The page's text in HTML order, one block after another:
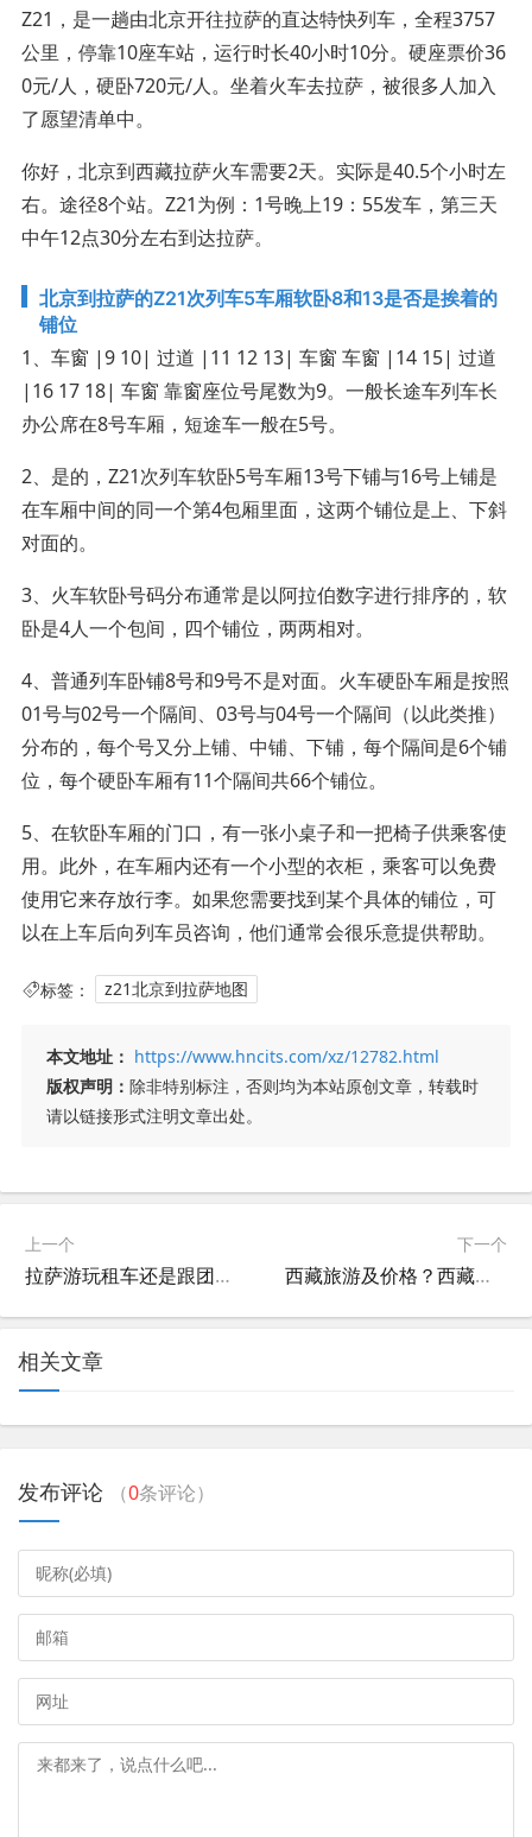
Z21，是一趟由北京开往拉萨的直达特快列车，全程3757
公里，停靠10座车站，运行时长40小时10分。硬座票价36
0元/人，硬卧720元/人。坐着火车去拉萨，被很多人加入
了愿望清单中。
你好，北京到西藏拉萨火车需要2天。实际是40.5个小时左
右。途径8个站。Z21为例：1号晚上19：55发车，第三天
中午12点30分左右到达拉萨。
北京到拉萨的Z21次列车5车厢软卧8和13是否是挨着的
铺位
1、车窗 |9 10| 过道 |11 12 13| 车窗 车窗 |14 15| 过道
|16 17 18| 车窗 靠窗座位号尾数为9。一般长途车列车长
办公席在8号车厢，短途车一般在5号。
2、是的，Z21次列车软卧5号车厢13号下铺与16号上铺是
在车厢中间的同一个第4包厢里面，这两个铺位是上、下斜
对面的。
3、火车软卧号码分布通常是以阿拉伯数字进行排序的，软
卧是4人一个包间，四个铺位，两两相对。
4、普通列车卧铺8号和9号不是对面。火车硬卧车厢是按照
01号与02号一个隔间、03号与04号一个隔间（以此类推）
分布的，每个号又分上铺、中铺、下铺，每个隔间是6个铺
位，每个硬卧车厢有11个隔间共66个铺位。
5、在软卧车厢的门口，有一张小桌子和一把椅子供乘客使
用。此外，在车厢内还有一个小型的衣柜，乘客可以免费
使用它来存放行李。如果您需要找到某个具体的铺位，可
以在上车后向列车员咨询，他们通常会很乐意提供帮助。
标签： z21北京到拉萨地图
本文地址： https://www.hncits.com/xz/12782.html
版权声明： 除非特别标注，否则均为本站原创文章，转载时
请以链接形式注明文章出处。
上一个
拉萨游玩租车还是跟团？去拉萨租车多少钱?
下一个
西藏旅游及价格？西藏旅游价格为什么我9月份这么高
相关文章
发布评论 （0条评论）